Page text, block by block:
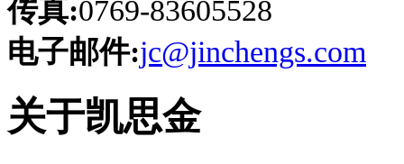
传真:0769-83605528
电子邮件:jc@jinchengs.com
关于凯思金